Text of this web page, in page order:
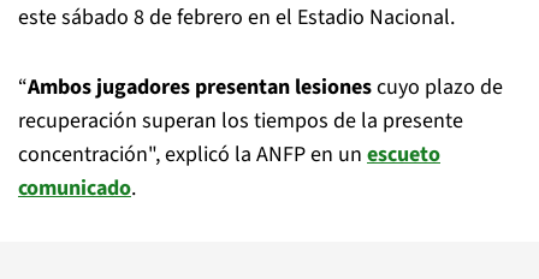
este sábado 8 de febrero en el Estadio Nacional.
“Ambos jugadores presentan lesionescuyo plazo de
recuperación superan los tiempos de la presente
concentración", explicó la ANFP en un escueto
comunicado.